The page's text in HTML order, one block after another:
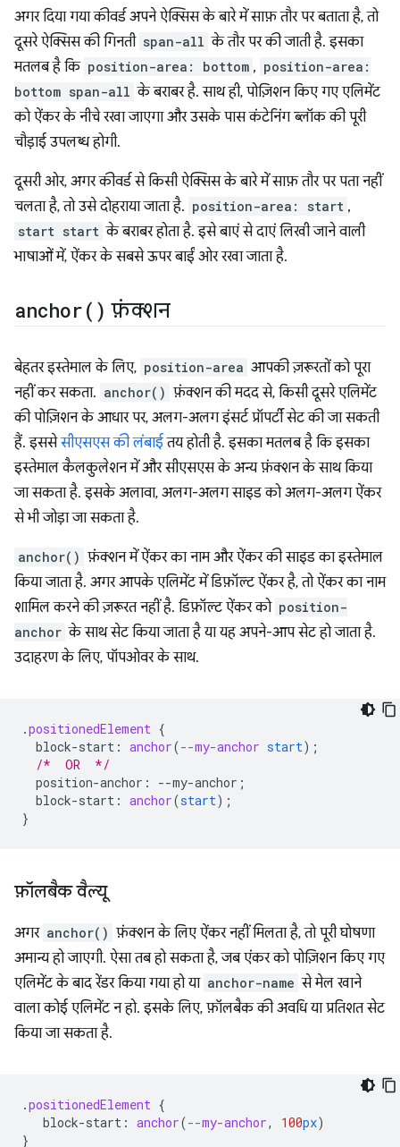
अगर दिया गया कीवर्ड अपने ऐक्सिस के बारे में साफ़ तौर पर बताता है, तो
दूसरे ऐक्सिस की गिनती span-all के तौर पर की जाती है. इसका
मतलब है कि position-area: bottom , position-area:
bottom span-all के बराबर है. साथ ही, पोज़िशन किए गए एलिमेंट
को ऐंकर के नीचे रखा जाएगा और उसके पास कंटेनिंग ब्लॉक की पूरी
चौड़ाई उपलब्ध होगी.
दूसरी ओर, अगर कीवर्ड से किसी ऐक्सिस के बारे में साफ़ तौर पर पता नहीं
चलता है, तो उसे दोहराया जाता है. position-area: start ,
start start के बराबर होता है. इसे बाएं से दाएं लिखी जाने वाली
भाषाओं में, ऐंकर के सबसे ऊपर बाईं ओर रखा जाता है.
anchor( ) फ़ंक्शन
बेहतर इस्तेमाल के लिए, position-area आपकी ज़रूरतों को पूरा
नहीं कर सकता. anchor() फ़ंक्शन की मदद से, किसी दूसरे एलिमेंट
की पोज़िशन के आधार पर, अलग-अलग इंसर्ट प्रॉपर्टी सेट की जा सकती
हैं. इससेसीएसएस की लंबाईतय होती है. इसका मतलब है कि इसका
इस्तेमाल कैलकुलेशन में और सीएसएस के अन्य फ़ंक्शन के साथ किया
जा सकता है. इसके अलावा, अलग-अलग साइड को अलग-अलग ऐंकर
से भी जोड़ा जा सकता है.
anchor() फ़ंक्शन में ऐंकर का नाम और ऐंकर की साइड का इस्तेमाल
किया जाता है. अगर आपके एलिमेंट में डिफ़ॉल्ट ऐंकर है, तो ऐंकर का नाम
शामिल करने की ज़रूरत नहीं है. डिफ़ॉल्ट ऐंकर को position-
anchor के साथ सेट किया जाता है या यह अपने-आप सेट हो जाता है.
उदाहरण के लिए, पॉपओवर के साथ.
.positionedElement {
block-start : anchor(--my-anchor start);
/*  OR  */
position-anchor : --my-anchor ;
block-start : anchor(start);
}
फ़ॉलबैक वैल्यू
अगर anchor() फ़ंक्शन के लिए ऐंकर नहीं मिलता है, तो पूरी घोषणा
अमान्य हो जाएगी. ऐसा तब हो सकता है, जब एंकर को पोज़िशन किए गए
एलिमेंट के बाद रेंडर किया गया हो या anchor-name से मेल खाने
वाला कोई एलिमेंट न हो. इसके लिए, फ़ॉलबैक की अवधि या प्रतिशत सेट
किया जा सकता है.
.positionedElement {
block-start : anchor(--my-anchor, 100px)
}